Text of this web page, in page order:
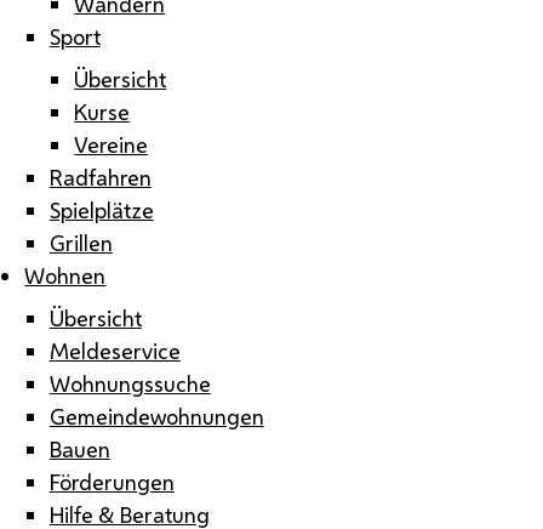
Sport
Übersicht
Kurse
Vereine
Radfahren
Spielplätze
Grillen
Wohnen
Übersicht
Meldeservice
Wohnungssuche
Gemeindewohnungen
Bauen
Förderungen
Hilfe & Beratung